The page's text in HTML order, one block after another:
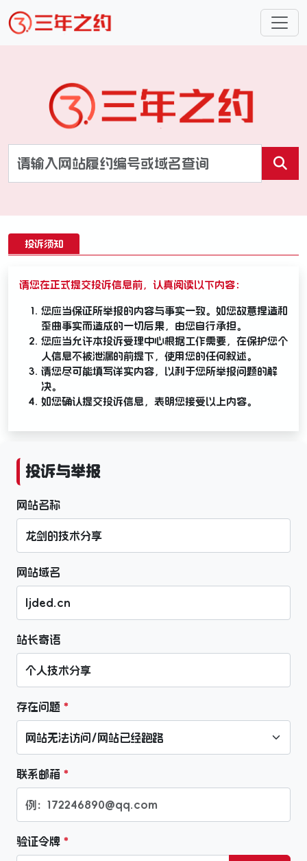
投诉须知
请您在正式提交投诉信息前，认真阅读以下内容：
您应当保证所举报的内容与事实一致。如您故意捏造和
歪曲事实而造成的一切后果，由您自行承担。
您应当允许本投诉受理中心根据工作需要，在保护您个
人信息不被泄漏的前提下，使用您的任何叙述。
请您尽可能填写详实内容，以利于您所举报问题的解
决。
如您确认提交投诉信息，表明您接受以上内容。
投诉与举报
网站名称
网站域名
站长寄语
存在问题 *
联系邮箱 *
验证令牌 *